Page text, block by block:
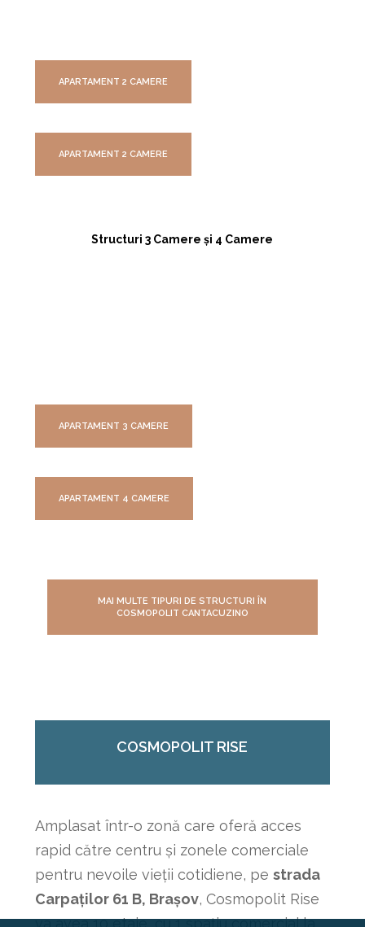
APARTAMENT 2 CAMERE
APARTAMENT 2 CAMERE
Structuri 3 Camere și 4 Camere
APARTAMENT 3 CAMERE
APARTAMENT 4 CAMERE
MAI MULTE TIPURI DE STRUCTURI ÎN
COSMOPOLIT CANTACUZINO
COSMOPOLIT RISE
Amplasat într-o zonă care oferă acces
rapid către centru și zonele comerciale
pentru nevoile vieții cotidiene, pe strada
Carpaților 61 B, Brașov, Cosmopolit Rise
va avea 10 etaje, cu 1 spațiu comercial la